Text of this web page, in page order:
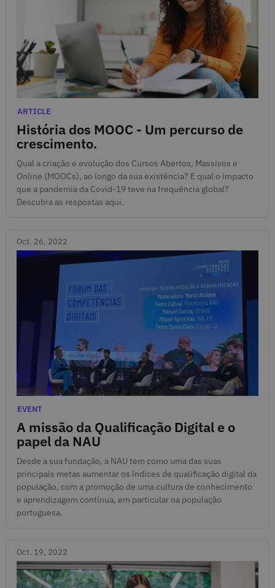
História dos MOOC - Um percurso de
crescimento.
Nov. 2, 2022
Categories
ARTICLE
Qual a criação e evolução dos Cursos Abertos, Massivos e
Online (MOOCs), ao longo da sua existência? E qual o impacto
que a pandemia da Covid-19 teve na frequência global?
Descubra as respostas aqui.
Oct. 26, 2022
A missão da Qualificação Digital e o
papel da NAU
Oct. 26, 2022
Categories
EVENT
Desde a sua fundação, a NAU tem como uma das suas
principais metas aumentar os índices de qualificação digital da
população, com a promoção de uma cultura de conhecimento
e aprendizagem contínua, em particular na população
portuguesa.
Oct. 19, 2022